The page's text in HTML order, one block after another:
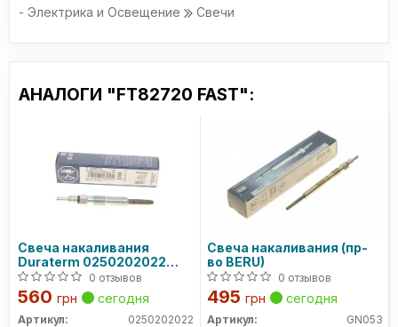
- Электрика и Освещение
Свечи
АНАЛОГИ "FT82720 FAST":
Свеча накаливания
Duraterm 0250202022
BOSCH
0 отзывов
560 грн сегодня
Артикул:
0250202022
Свеча накаливания (пр-
во BERU)
0 отзывов
495 грн сегодня
Артикул:
GN053